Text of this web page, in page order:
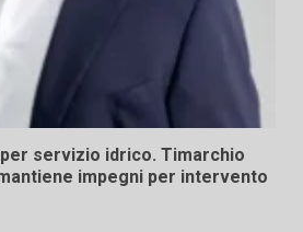
per servizio idrico. Timarchio
impegni per intervento